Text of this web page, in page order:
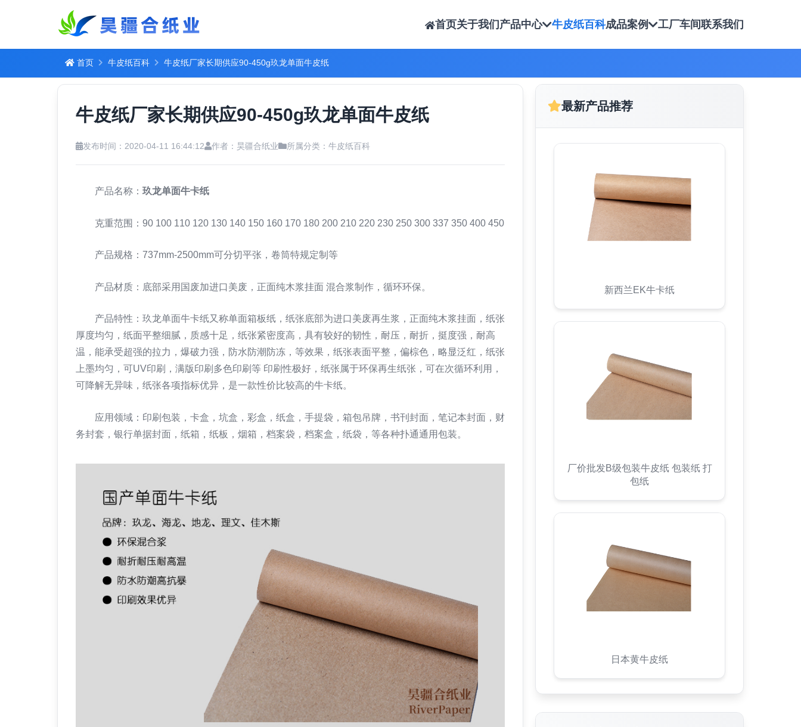
首页关于我们 产品中心 牛皮纸百科成品案例 工厂车间联系我们
首页 牛皮纸百科 牛皮纸厂家长期供应90-450g玖龙单面牛皮纸
牛皮纸厂家长期供应90-450g玖龙单面牛皮纸
发布时间：2020-04-11 16:44:12 作者：昊疆合纸业 所属分类： 牛皮纸百科
产品名称： 玖龙单面牛卡纸
克重范围：90 100 110 120 130 140 150 160 170 180 200 210 220 230 250 300 337 350 400 450
产品规格：737mm-2500mm可分切平张，卷筒特规定制等
产品材质：底部采用国废加进口美废，正面纯木浆挂面 混合浆制作，循环环保。
产品特性：玖龙单面牛卡纸又称单面箱板纸，纸张底部为进口美废再生浆，正面纯木浆挂面，纸张
厚度均匀，纸面平整细腻，质感十足，纸张紧密度高，具有较好的韧性，耐压，耐折，挺度强，耐高
温，能承受超强的拉力，爆破力强，防水防潮防冻，等效果，纸张表面平整，偏棕色，略显泛红，纸张
上墨均匀，可UV印刷，满版印刷多色印刷等 印刷性极好，纸张属于环保再生纸张，可在次循环利用，
可降解无异味，纸张各项指标优异，是一款性价比较高的牛卡纸。
应用领域：印刷包装，卡盒，坑盒，彩盒，纸盒，手提袋，箱包吊牌，书刊封面，笔记本封面，财
务封套，银行单据封面，纸箱，纸板，烟箱，档案袋，档案盒，纸袋，等各种扑通通用包装。
最新产品推荐
新西兰EK牛卡纸
厂价批发B级包装牛皮纸 包装纸 打
包纸
日本黄牛皮纸